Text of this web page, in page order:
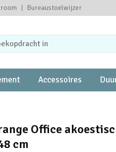
Bureaustoelwijzer
Accessoires
Office
cm